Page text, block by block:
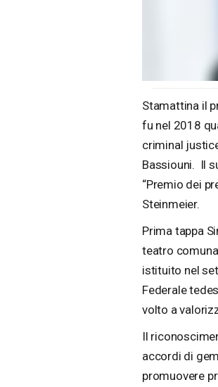
Stamattina il
fu nel 2018
criminal
Bassiouni. Il
“Premio dei
Steinmeier.
Prima tappa
teatro
istituito nel
Federale
volto a
Il
accordi di
promuovere